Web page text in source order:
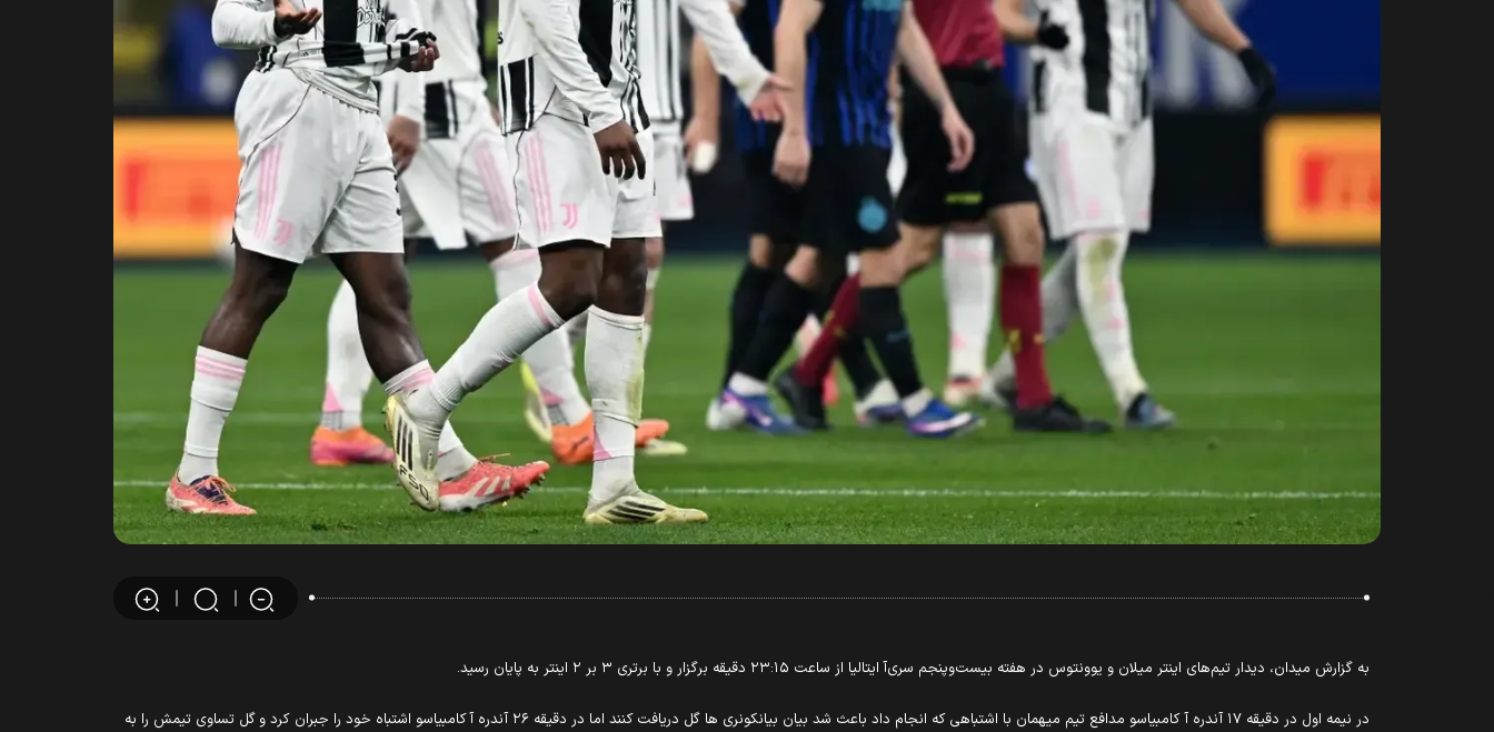
به گزارش میدان، دیدار تیم‌های اینتر میلان و یوونتوس در هفته بیست‌و‌پنجم سری‌آ ایتالیا از ساعت ۲۳:۱۵ دقیقه برگزار و با برتری ۳ بر ۲ اینتر به پایان رسید.
در نیمه اول در دقیقه ۱۷ آندره آ کامبیاسو مدافع تیم میهمان با اشتباهی که انجام داد باعث شد بیان بیانکونری ها گل دریافت کنند اما در دقیقه ۲۶ آندره آ کامبیاسو اشتباه خود را جبران کرد و گل تساوی تیمش را به